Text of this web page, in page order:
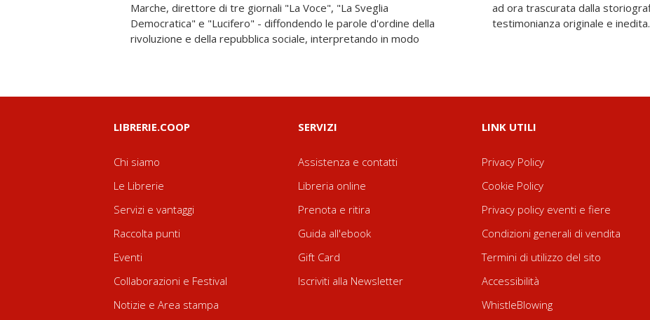
Marche, direttore di tre giornali "La Voce", "La Sveglia
Democratica" e "Lucifero" - diffondendo le parole d'ordine della
rivoluzione e della repubblica sociale, interpretando in modo
ad ora trascurata dalla storiografia, il libro è ricostruzione e
testimonianza originale e inedita.
LIBRERIE.COOP
Chi siamo
Le Librerie
Servizi e vantaggi
Raccolta punti
Eventi
Collaborazioni e Festival
Notizie e Area stampa
SERVIZI
Assistenza e contatti
Libreria online
Prenota e ritira
Guida all'ebook
Gift Card
Iscriviti alla Newsletter
LINK UTILI
Privacy Policy
Cookie Policy
Privacy policy eventi e fiere
Condizioni generali di vendita
Termini di utilizzo del sito
Accessibilità
WhistleBlowing